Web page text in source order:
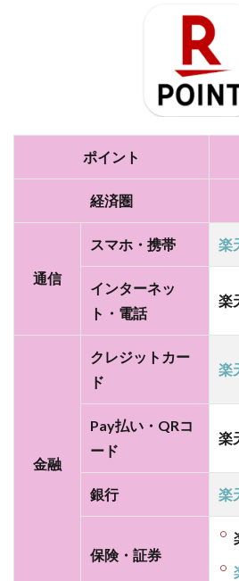
ポイント
経済圏
通信
スマホ・携帯 楽
インターネッ
ト・電話
楽
金融
クレジットカー
ド
楽
Pay払い・QRコ
ード
楽
銀行 楽
保険・証券